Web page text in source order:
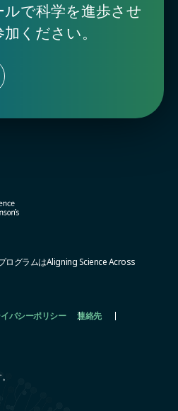
で科学を進歩させ
ください。
ログラムはAligning Science Across
バシーポリシー
連絡先